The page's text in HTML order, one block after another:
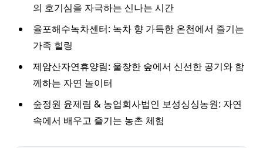
의 호기심을 자극하는 신나는 시간
율포해수녹차센터: 녹차 향 가득한 온천에서 즐기는
가족 힐링
제암산자연휴양림: 울창한 숲에서 신선한 공기와 함
께하는 자연 놀이터
숲정원 윤제림 & 농업회사법인 보성싱싱농원: 자연
속에서 배우고 즐기는 농촌 체험